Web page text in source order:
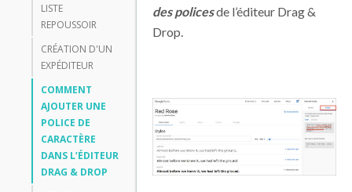
LISTE
REPOUSSOIR
CRÉATION D'UN
EXPÉDITEUR
COMMENT
AJOUTER UNE
POLICE DE
CARACTÈRE
DANS L’ÉDITEUR
DRAG & DROP
des policesde l’éditeur Drag &
Drop.